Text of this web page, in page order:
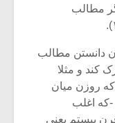
مطالب
دانستن مطالب
کند و مثلا
که روزن میان
که اغلب
بیستم یعنی